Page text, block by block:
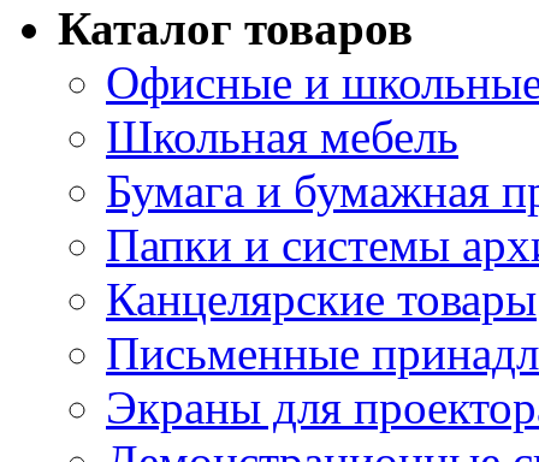
Каталог товаров
Офисные и
Школьная мебель
Бумага и бумажная
Папки и системы
Канцелярские товары
Письменные
Экраны для